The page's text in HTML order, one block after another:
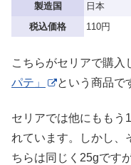
製造国
日本
税込価格
110円
こちらがセリアで購入
パテ」
という商品で
セリアでは他にももう
れています。しかし、
ちらは同じく25gです